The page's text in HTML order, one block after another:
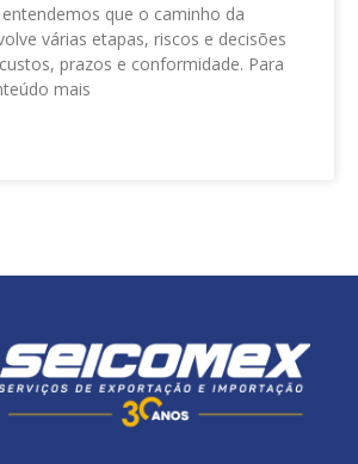
entendemos que o caminho da
várias etapas, riscos e decisões
prazos e conformidade. Para
mais